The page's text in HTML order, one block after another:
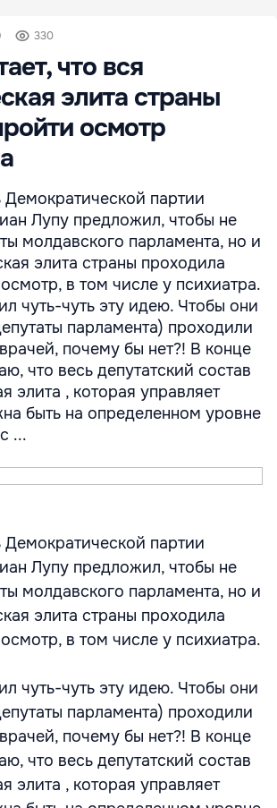
330
что вся
элита страны
осмотр
Демократической партии
Лупу предложил, чтобы не
молдавского парламента, но и
элита страны проходила
в том числе у психиатра.
чуть-чуть эту идею. Чтобы они
парламента) проходили
почему бы нет?! В конце
что весь депутатский состав
элита , которая управляет
быть на определенном уровне
...
Демократической партии
Лупу предложил, чтобы не
молдавского парламента, но и
элита страны проходила
в том числе у психиатра.
чуть-чуть эту идею. Чтобы они
парламента) проходили
почему бы нет?! В конце
что весь депутатский состав
элита , которая управляет